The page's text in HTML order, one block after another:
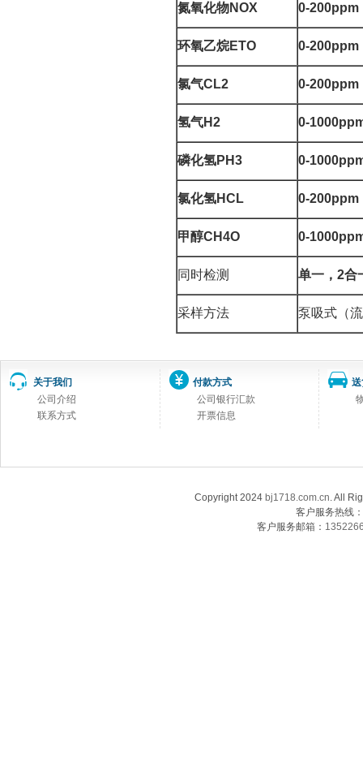
氮氧化物NOX 0-200ppm
环氧乙烷ETO 0-200ppm
氯气CL2 0-200ppm
氢气H2 0-
磷化氢PH3 0-
氯化氢HCL 0-200ppm
甲醇CH4O 0-
同时检测 单一， 2合
采样方法 泵吸式（
关于我们
公司介绍
联系方式
付款方式
公司银行汇款
开票信息
Copyright 2024 bj1718.com.cn. All
客户服务热线
客户服务邮箱：